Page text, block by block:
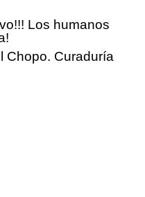
Los humanos
Chopo. Curaduría